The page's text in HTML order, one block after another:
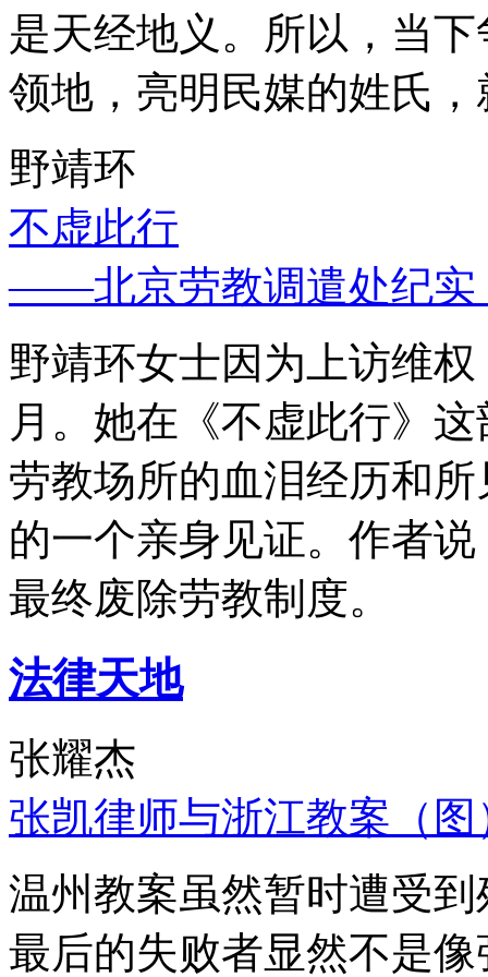
是天经地义。所以，当
领地，亮明民媒的姓氏
野靖环
不虚此行
——北京劳教调遣处纪实
野靖环女士因为上访维
月。她在《不虚此行》
劳教场所的血泪经历和
的一个亲身见证。作者
最终废除劳教制度。
法律天地
张耀杰
张凯律师与浙江教案（图
温州教案虽然暂时遭受
最后的失败者显然不是